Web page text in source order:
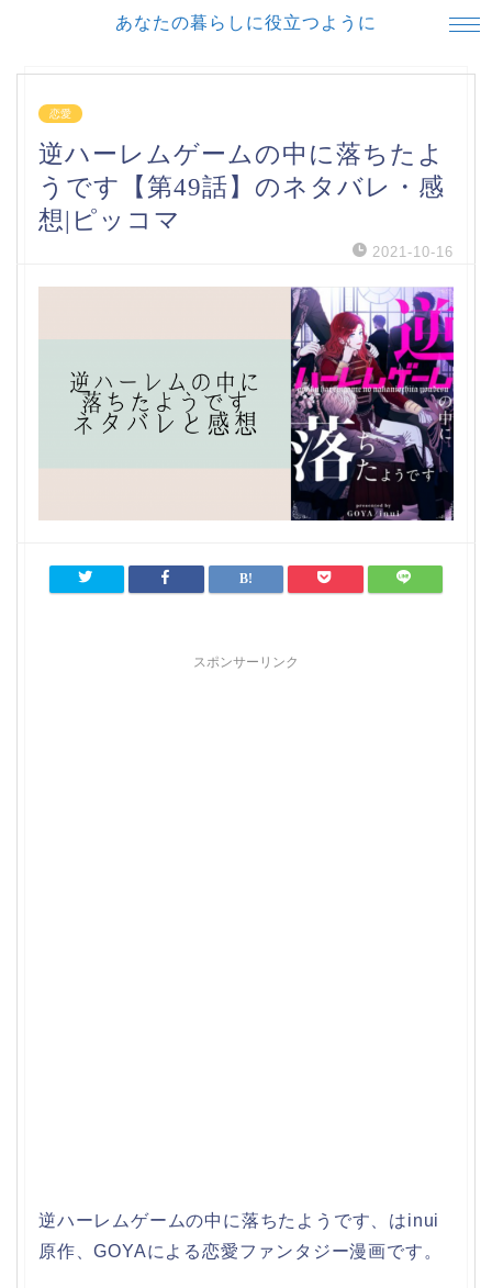
あなたの暮らしに役立つように
恋愛
逆ハーレムゲームの中に落ちたよ
うです【第49話】のネタバレ・感
想|ピッコマ
2021-10-16
スポンサーリンク
逆ハーレムゲームの中に落ちたようです、はinui
原作、GOYAによる恋愛ファンタジー漫画です。